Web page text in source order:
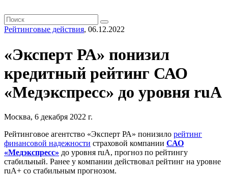
Рейтинговые действия, 06.12.2022
«Эксперт РА» понизил
кредитный рейтинг САО
«Медэкспресс» до уровня ruA
Москва, 6 декабря 2022 г.
Рейтинговое агентство «Эксперт РА» понизило рейтинг
финансовой надежности страховой компании САО
«Медэкспресс» до уровня ruA, прогноз по рейтингу
стабильный. Ранее у компании действовал рейтинг на уровне
ruA+ со стабильным прогнозом.